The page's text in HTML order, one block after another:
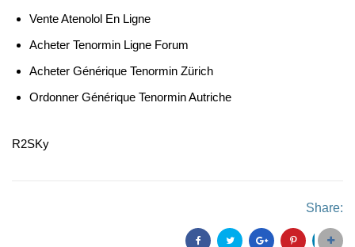
Vente Atenolol En Ligne
Acheter Tenormin Ligne Forum
Acheter Générique Tenormin Zürich
Ordonner Générique Tenormin Autriche
R2SKy
Share: